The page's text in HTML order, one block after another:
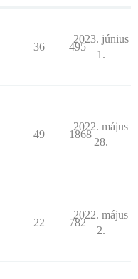
36 495
2023. június
1.
49 1868
2022. május
28.
22 782
2022. május
2.